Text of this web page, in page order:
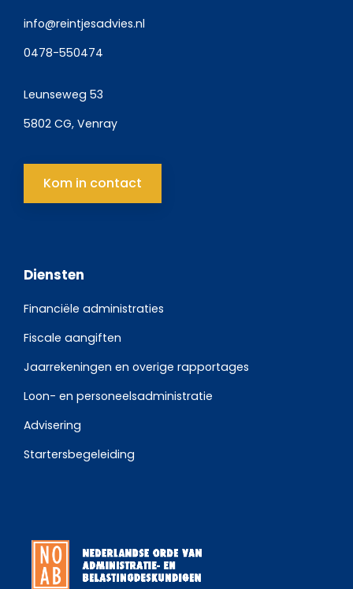
info@reintjesadvies.nl
0478-550474
Leunseweg 53
5802 CG, Venray
Kom in contact
Diensten
Financiële administraties
Fiscale aangiften
Jaarrekeningen en overige rapportages
Loon- en personeelsadministratie
Advisering
Startersbegeleiding